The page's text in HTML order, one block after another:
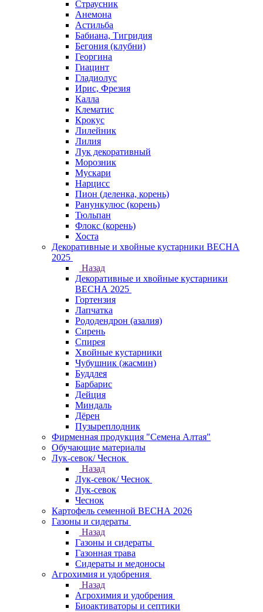
Страусник
Анемона
Астильба
Бабиана, Тигридия
Бегония (клубни)
Георгина
Гиацинт
Гладиолус
Ирис, Фрезия
Калла
Клематис
Крокус
Лилейник
Лилия
Лук декоративный
Морозник
Мускари
Нарцисс
Пион (деленка, корень)
Ранункулюс (корень)
Тюльпан
Флокс (корень)
Хоста
Декоративные и хвойные кустарники ВЕСНА
2025
Назад
Декоративные и хвойные кустарники
ВЕСНА 2025
Гортензия
Лапчатка
Рододендрон (азалия)
Сирень
Спирея
Хвойные кустарники
Чубушник (жасмин)
Буддлея
Барбарис
Дейция
Миндаль
Дёрен
Пузыреплодник
Фирменная продукция "Семена Алтая"
Обучающие материалы
Лук-севок/ Чеснок
Назад
Лук-севок/ Чеснок
Лук-севок
Чеснок
Картофель семенной ВЕСНА 2026
Газоны и сидераты
Назад
Газоны и сидераты
Газонная трава
Сидераты и медоносы
Агрохимия и удобрения
Назад
Агрохимия и удобрения
Биоактиваторы и септики